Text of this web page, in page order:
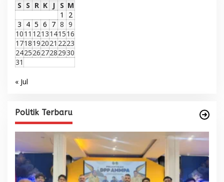
S S R K J S M
1
2
3 4 5 6 7 8 9
1011 1213141516
1718192021 2223
24252627282930
31
« Jul
Politik Terbaru